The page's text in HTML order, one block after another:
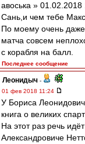
авоська » 01.02.2018
Сань,и чем тебе
По моему очень
матча совсем
с корабля на балл.
Последнее сообщение
Леонидыч -
01 фев 2018 11:24
У Бориса
книга о великих
На этот раз речь
Александровиче